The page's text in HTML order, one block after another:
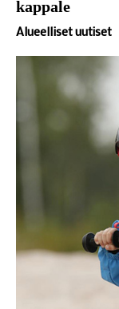
kappale
Alueelliset uutiset